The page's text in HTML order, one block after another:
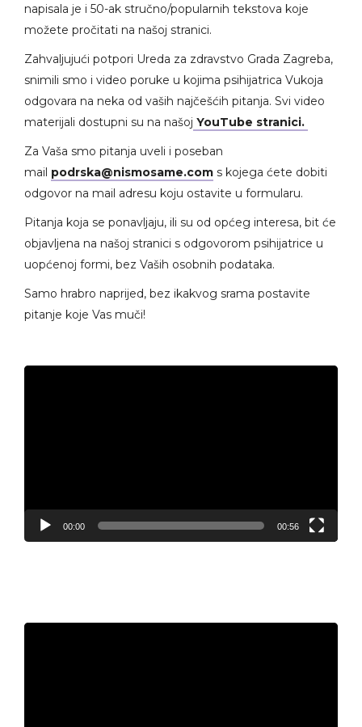
napisala je i 50-ak stručno/popularnih tekstova koje
možete pročitati na našoj stranici.
Zahvaljujući potpori Ureda za zdravstvo Grada Zagreba,
snimili smo i video poruke u kojima psihijatrica Vukoja
odgovara na neka od vaših najčešćih pitanja. Svi video
materijali dostupni su na našoj YouTube stranici.
Za Vaša smo pitanja uveli i poseban
mail podrska@nismosame.com s kojega ćete dobiti
odgovor na mail adresu koju ostavite u formularu.
Pitanja koja se ponavljaju, ili su od općeg interesa, bit će
objavljena na našoj stranici s odgovorom psihijatrice u
uopćenoj formi, bez Vaših osobnih podataka.
Samo hrabro naprijed, bez ikakvog srama postavite
pitanje koje Vas muči!
Video
00:00 00:56
Video